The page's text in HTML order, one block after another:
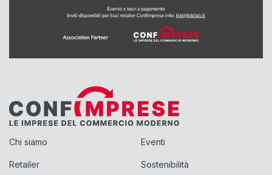
Chi siamo
Retailer
Eventi
Sostenibilità